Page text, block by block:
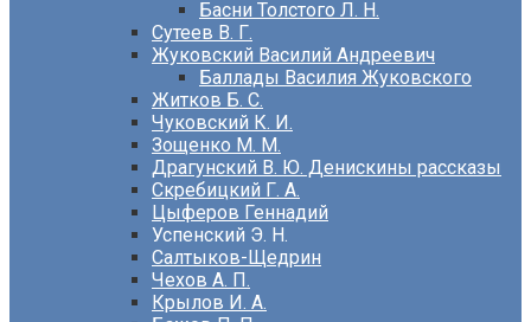
Басни Толстого Л. Н.
Сутеев В. Г.
Жуковский Василий Андреевич
Баллады Василия Жуковского
Житков Б. С.
Чуковский К. И.
Зощенко М. М.
Драгунский В. Ю. Денискины рассказы
Скребицкий Г. А.
Цыферов Геннадий
Успенский Э. Н.
Салтыков-Щедрин
Чехов А. П.
Крылов И. А.